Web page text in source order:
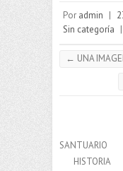
Por admin |
Sin categoría |
← UNA
SANTUARIO
HISTORIA